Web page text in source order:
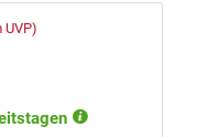
UVP)